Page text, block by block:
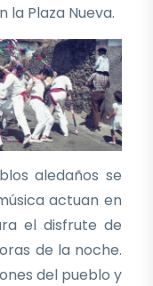
la Plaza Nueva.
aledaños se
actuan en
el disfrute de
de la noche.
del pueblo y